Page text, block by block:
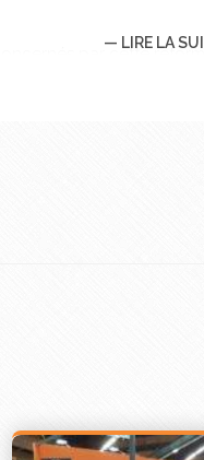
par cette
pourquoi ce texte à vu le
— LIRE LA